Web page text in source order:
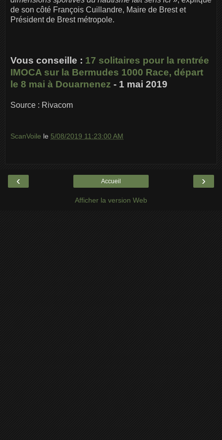
de son côté François Cuillandre, Maire de Brest et
Président de Brest métropole.
Vous conseille : 17 solitaires pour la rentrée
IMOCA sur la Bermudes 1000 Race, départ
le 8 mai à Douarnenez - 1 mai 2019
Source : Rivacom
ScanVoile le 5/08/2019 11:23:00 AM
‹ ›
Accueil
Afficher la version Web